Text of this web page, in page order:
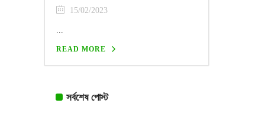
15/02/2023
READ MORE
সর্বশেষ পোস্ট